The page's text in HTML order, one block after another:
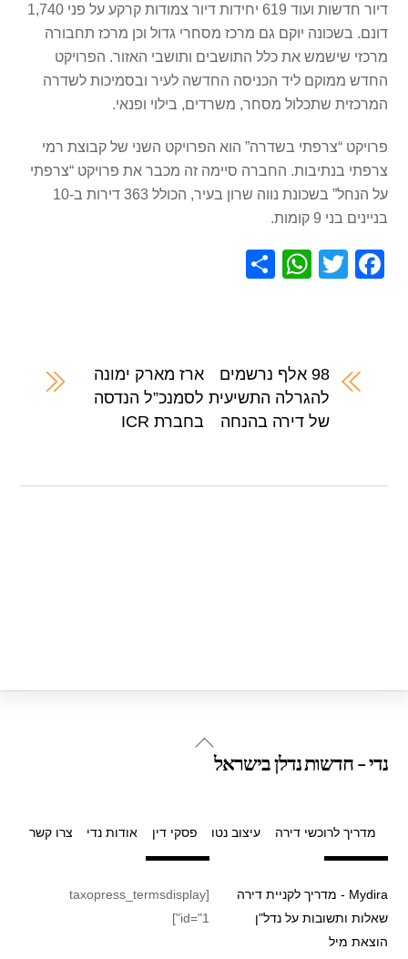
דיור חדשות ועוד 619 יחידות דיור צמודות קרקע על פני 1,740
דונם. בשכונה יוקם גם מרכז מסחרי גדול וכן מרכז תחבורה
מרכזי שישמש את כלל התושבים ותושבי האזור. הפרויקט
החדש ממוקם ליד הכניסה החדשה לעיר ובסמיכות לשדרה
המרכזית שתכלול מסחר, משרדים, בילוי ופנאי.
פרויקט “צרפתי בשדרה” הוא הפרויקט השני של קבוצת רמי
צרפתי בנתיבות. החברה סיימה זה מכבר את פרויקט “צרפתי
על הנחל” בשכונת נווה שרון בעיר, הכולל 363 דירות ב-10
בניינים בני 9 קומות.
F
b
T
W
A
p
p
98 אלף נרשמים
להגרלה התשיעית
של דירה בהנחה
ארז מארק ימונה
לסמנכ”ל הנדסה
בחברת ICR
Back
נדי - חדשות נדלן בישראל
מדריך לרוכשי דירה עיצוב נטו פסקי דין אודות נדי צרו קשר
Mydira - מדריך לקניית דירה
שאלות ותשובות על נדל"ן
הוצאת מיל
[taxopress_termsdisplay
id="1"]